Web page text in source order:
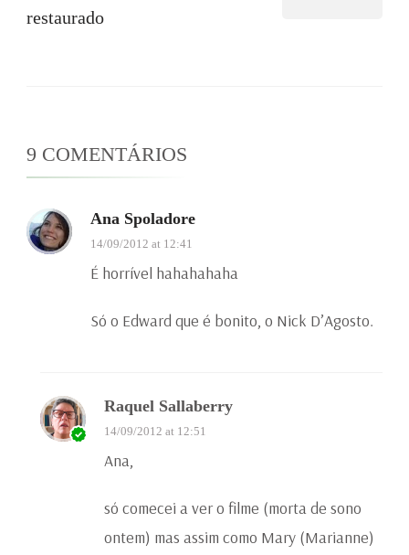
restaurado
9 COMENTÁRIOS
Ana Spoladore
14/09/2012 at 12:41
É horrível hahahahaha
Só o Edward que é bonito, o Nick D’Agosto.
Raquel Sallaberry
14/09/2012 at 12:51
Ana,
só comecei a ver o filme (morta de sono
ontem) mas assim como Mary (Marianne)